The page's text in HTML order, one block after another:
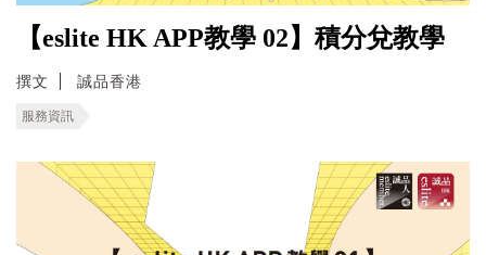
【eslite HK APP教學 02】積分兌教學
撰文 誠品香港
服務資訊